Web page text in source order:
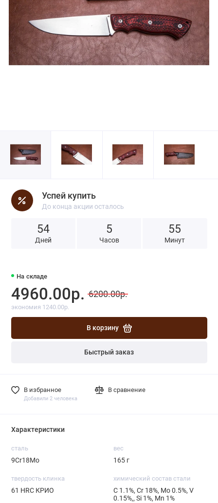
Успей купить
До конца акции осталось
54
Дней
5
Часов
55
Минут
На складе
4960.00р. 6200.00р.
экономия 1240.00р.
В корзину
Быстрый заказ
В избранное
Добавили 2 человека
В сравнение
Характеристики
сталь
9Cr18Mo
вес
165 г
твердость клинка
61 HRC КРИО
химический состав стали
С 1.1%, Cr 18%, Mo 0.5%, V
0.15%,, Si 1%, Mn 1%